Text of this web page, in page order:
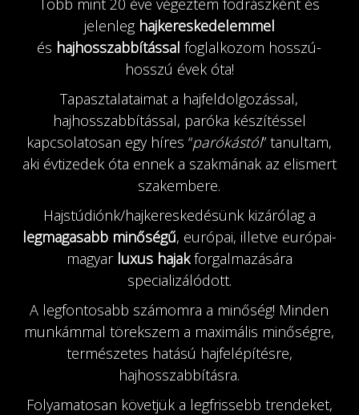
Több mint 20 éve végeztem fodrászként és
jelenleg hajkereskedelemmel
és hajhosszabbítással foglalkozom hosszú-
hosszú évek óta!
Tapasztalataimat a hajfeldolgozással,
hajhosszabbítással, paróka készítéssel
kapcsolatosan egy híres “parókástól” tanultam,
aki évtizedek óta ennek a szakmának az elismert
szakembere.
Hajstúdiónk/hajkereskedésünk kizárólag a
legmagasabb minőségű, európai, illetve európai-
magyar luxus hajakforgalmazására
specializálódott.
A legfontosabb számomra a minőség! Minden
munkámmal törekszem a maximális minőségre,
természetes hatású hajfelépítésre,
hajhosszabbításra.
Folyamatosan követjük a legfrissebb trendeket,